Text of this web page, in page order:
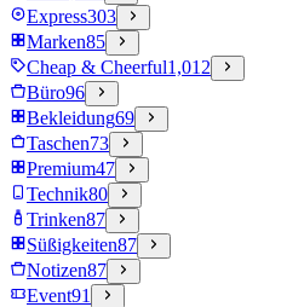
Express303
Marken85
Cheap & Cheerful1,012
Büro96
Bekleidung69
Taschen73
Premium47
Technik80
Trinken87
Süßigkeiten87
Notizen87
Event91